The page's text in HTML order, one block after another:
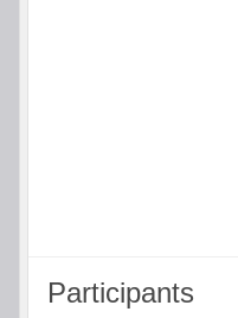
Participants